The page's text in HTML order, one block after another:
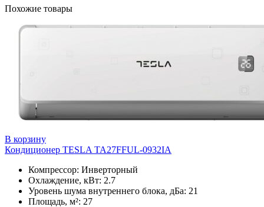
Похожие товары
В корзину
Кондиционер TESLA TA27FFUL-0932IA
Компрессор: Инверторный
Охлаждение, кВт: 2.7
Уровень шума внутреннего блока, дБа: 21
Площадь, м²: 27